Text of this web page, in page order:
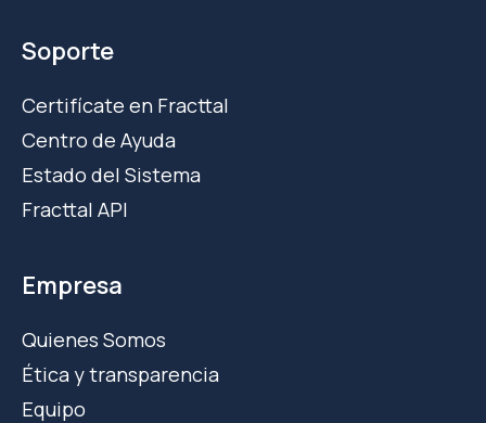
Soporte
Certifícate en Fracttal
Centro de Ayuda
Estado del Sistema
Fracttal API
Empresa
Quienes Somos
Ética y transparencia
Equipo